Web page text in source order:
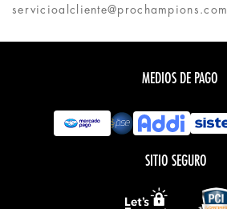
servicioalcliente@prochampions.com
MEDIOS DE PAGO
SITIO SEGURO